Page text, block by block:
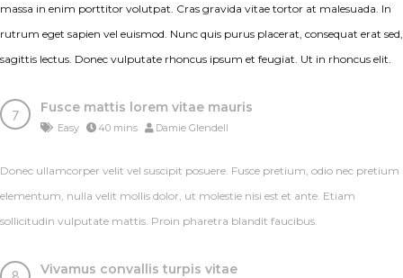
massa in enim porttitor volutpat. Cras gravida vitae tortor at malesuada. In
rutrum eget sapien vel euismod. Nunc quis purus placerat, consequat erat sed,
sagittis lectus. Donec vulputate rhoncus ipsum et feugiat. Ut in rhoncus elit.
Fusce mattis lorem vitae mauris
Easy 40 mins Damie Glendell
Donec ullamcorper velit vel suscipit posuere. Fusce pretium, odio nec pretium
elementum, nulla velit mollis dolor, ut molestie nisi est et ante. Etiam
sollicitudin vulputate mattis. Proin pharetra blandit faucibus.
Vivamus convallis turpis vitae